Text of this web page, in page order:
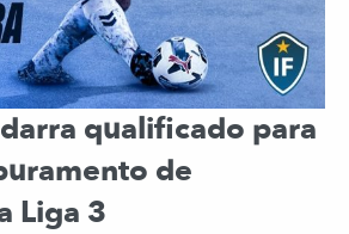
qualificado para
de
Liga 3